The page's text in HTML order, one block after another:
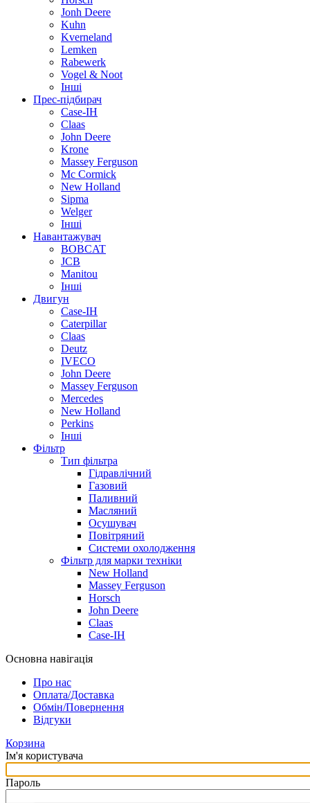
Jonh Deere
Kuhn
Kverneland
Lemken
Rabewerk
Vogel & Noot
Інші
Прес-підбирач
Case-IH
Claas
John Deere
Krone
Massey Ferguson
Mc Cormick
New Holland
Sipma
Welger
Інші
Навантажувач
BOBCAT
JCB
Manitou
Інші
Двигун
Case-IH
Caterpillar
Claas
Deutz
IVECO
John Deere
Massey Ferguson
Mercedes
New Holland
Perkins
Інші
Фільтр
Тип фільтра
Гідравлічний
Газовий
Паливний
Масляний
Осушувач
Повітряний
Системи охолодження
Фільтр для марки техніки
New Holland
Massey Ferguson
Horsch
John Deere
Claas
Case-IH
Основна навігація
Про нас
Оплата/Доставка
Обмін/Повернення
Відгуки
Корзина
Ім'я користувача
Пароль